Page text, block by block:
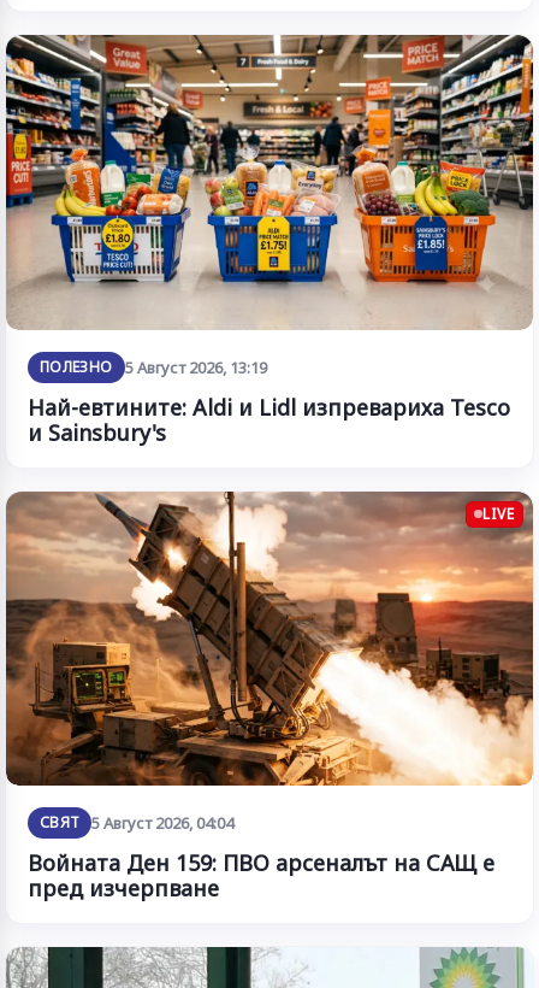
ПОЛЕЗНО 5 Август 2026, 13:19
Най-евтините: Aldi и Lidl изпревариха Tesco
и Sainsbury's
LIVE
СВЯТ 5 Август 2026, 04:04
Войната Ден 159: ПВО арсеналът на САЩ е
пред изчерпване